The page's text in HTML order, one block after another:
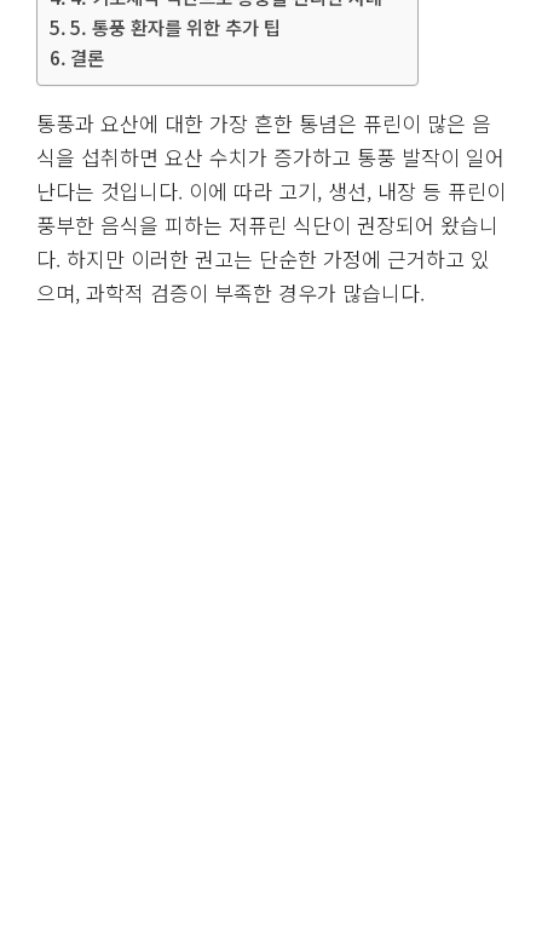
5. 통풍 환자를 위한 추가 팁
결론
통풍과 요산에 대한 가장 흔한 통념은 퓨린이 많은 음
식을 섭취하면 요산 수치가 증가하고 통풍 발작이 일어
난다는 것입니다. 이에 따라 고기, 생선, 내장 등 퓨린이
풍부한 음식을 피하는 저퓨린 식단이 권장되어 왔습니
다. 하지만 이러한 권고는 단순한 가정에 근거하고 있
으며, 과학적 검증이 부족한 경우가 많습니다.